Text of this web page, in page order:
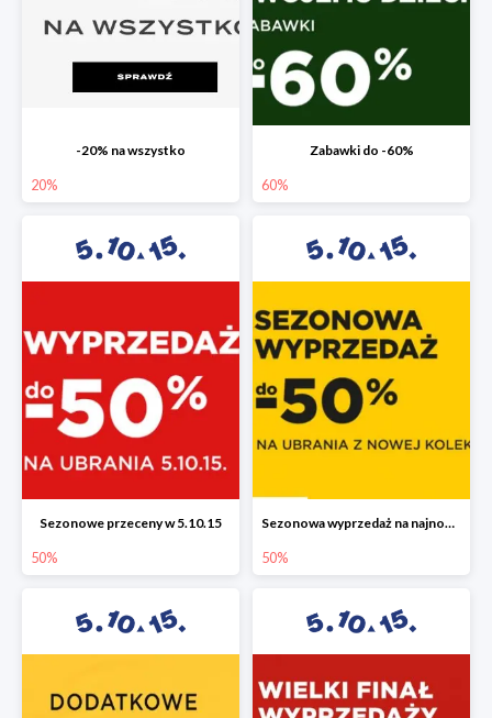
-20% na wszystko
20%
Zabawki do -60%
60%
Sezonowe przeceny w 5.10.15
50%
Sezonowa wyprzedaż na najnowszą kolekcję do -50%
50%